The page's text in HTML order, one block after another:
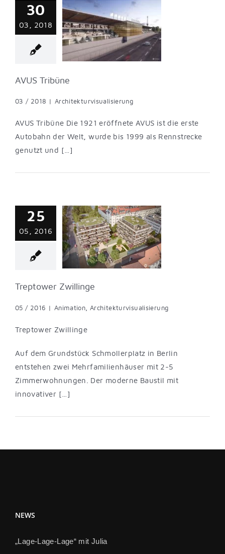
30
03, 2018
Tribüne
AVUS Tribüne
03 / 2018 | Architekturvisualisierung
AVUS Tribüne Die 1921 eröffnete AVUS ist die erste
Autobahn der Welt, wurde bis 1999 als Rennstrecke
genutzt und […]
25
05, 2016
Zwillinge
Treptower Zwillinge
05 / 2016 | Animation, Architekturvisualisierung
Treptower Zwillinge
Auf dem Grundstück Schmollerplatz in Berlin
entstehen zwei Mehrfamilienhäuser mit 2-5
Zimmerwohnungen. Der moderne Baustil mit
innovativer […]
NEWS
„Lage-Lage-Lage“ mit Julia